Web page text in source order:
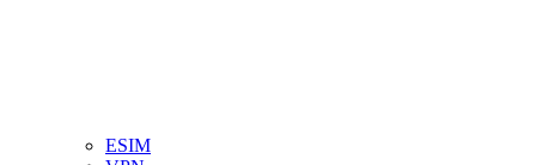
ESIM